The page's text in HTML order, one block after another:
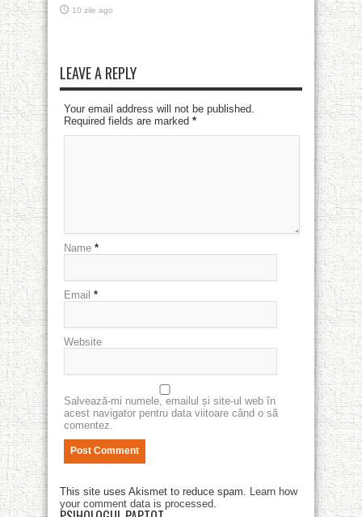
10 zile ago
LEAVE A REPLY
Your email address will not be published.
Required fields are marked *
Name *
Email *
Website
Salvează-mi numele, emailul și site-ul web în
acest navigator pentru data viitoare când o să
comentez.
This site uses Akismet to reduce spam. Learn how
your comment data is processed